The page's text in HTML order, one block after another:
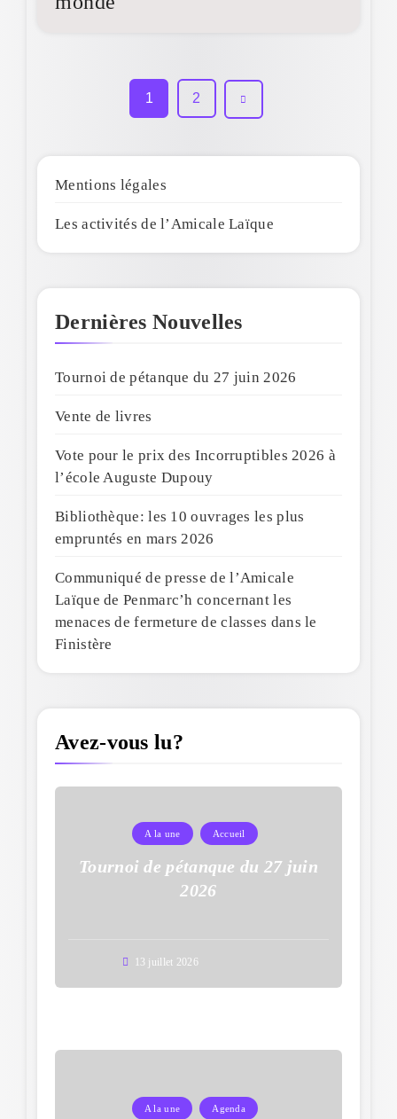
1 2
Mentions légales
Les activités de l’Amicale Laïque
Dernières Nouvelles
Tournoi de pétanque du 27 juin 2026
Vente de livres
Vote pour le prix des Incorruptibles 2026 à
l’école Auguste Dupouy
Bibliothèque: les 10 ouvrages les plus
empruntés en mars 2026
Communiqué de presse de l’Amicale
Laïque de Penmarc’h concernant les
menaces de fermeture de classes dans le
Finistère
Avez-vous lu?
A la une Accueil
Tournoi de pétanque du 27 juin
2026
13 juillet 2026
A la une Agenda